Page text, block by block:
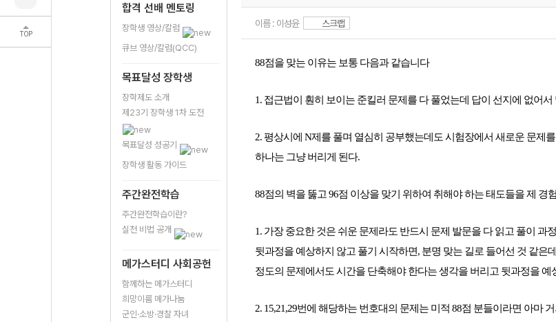
TOP
합격 선배 멘토링
장학생 영상/칼럼
큐브 영상/칼럼(QCC)
목표달성 장학생
장학제도 소개
제23기 장학생 1차 도전
목표달성 성공기
장학생 활동 가이드
주간완전학습
주간완전학습이란?
실천 비법 공개
메가스터디 사회공헌
함께하는 메가스터디
희망이룸 메가나눔
군인·소방·경찰 자녀
이름 : 이성윤 스크랩
88점을 맞는 이유는 보통 다음과 같습니다
1. 접근법이 훤히 보이는 준킬러 문제를 다 풀었는데 답이 선지에 없어
2. 평상시에 N제를 풀며 열심히 공부했는데도 시험장에서 새로운 문제
하나는 그냥 버리게 된다.
88점의 벽을 뚫고 96점 이상을 맞기 위하여 취해야 하는 태도들을 제 경
1. 가장 중요한 것은 쉬운 문제라도 반드시 문제 발문을 다 읽고 풀이 과
뒷과정을 예상하지 않고 풀기 시작하면, 분명 맞는 길로 들어선 것 같은
정도의 문제에서도 시간을 단축해야 한다는 생각을 버리고 뒷과정을 예
2. 15,21,29번에 해당하는 번호대의 문제는 미적 88점 분들이라면 아마